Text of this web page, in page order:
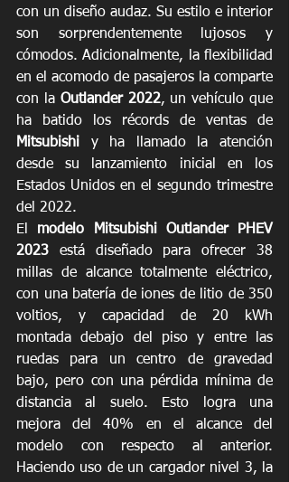
con un diseño audaz. Su estilo e interior
son sorprendentemente lujosos y
cómodos. Adicionalmente, la flexibilidad
en el acomodo de pasajeros la comparte
con la Outlander 2022, un vehículo que
Mitsubishi y ha llamado la atención
desde su lanzamiento inicial en los
Estados Unidos en el segundo trimestre
del 2022.
El modelo Mitsubishi Outlander PHEV
2023 está diseñado para ofrecer 38
millas de alcance totalmente eléctrico,
con una batería de iones de litio de 350
voltios, y capacidad de 20 kWh
montada debajo del piso y entre las
ruedas para un centro de gravedad
bajo, pero con una pérdida mínima de
distancia al suelo. Esto logra una
mejora del 40% en el alcance del
modelo con respecto al anterior.
Haciendo uso de un cargador nivel 3, la